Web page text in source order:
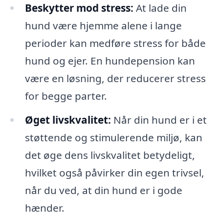
Beskytter mod stress: At lade din
hund være hjemme alene i lange
perioder kan medføre stress for både
hund og ejer. En hundepension kan
være en løsning, der reducerer stress
for begge parter.
Øget livskvalitet: Når din hund er i et
støttende og stimulerende miljø, kan
det øge dens livskvalitet betydeligt,
hvilket også påvirker din egen trivsel,
når du ved, at din hund er i gode
hænder.